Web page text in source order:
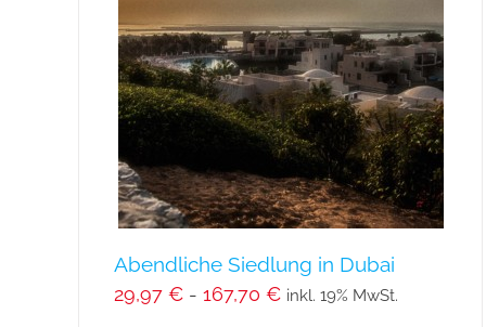
Abendliche Siedlung in Dubai
29,97 € - 167,70 € inkl. 19% MwSt.